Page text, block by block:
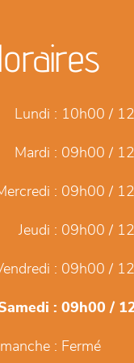
Lundi : 10h00 /
Mardi : 09h00 /
: 09h00 /
Jeudi : 09h00 /
: 09h00 /
: 09h00 /
: Fermé